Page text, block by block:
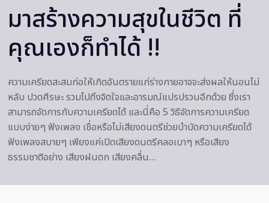
มาสร้างความสุขในชีวิต ที่
คุณเองก็ทำได้ !!
ความเครียดสะสมก่อให้เกิดอันตรายแก่ร่างกายอาจจะส่งผลให้นอนไม่
หลับ ปวดศีรษะ รวมไปถึงจิตใจและอารมณ์แปรปรวนอีกด้วย ซึ่งเรา
สามารถจัดการกับความเครียดได้ และนี่คือ 5 วิธีจัดการความเครียด
แบบง่ายๆ ฟังเพลง เชื่อหรือไม่เสียงดนตรีช่วยบำบัดความเครียดได้
ฟังเพลงสบายๆ เพียงแค่เปิดเสียงดนตรีคลอเบาๆ หรือเสียง
ธรรมชาติอย่าง เสียงฝนตก เสียงคลื่น…